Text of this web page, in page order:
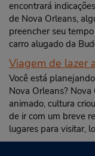
encontrará
de Nova Orleans,
preencher seu
carro alugado da
Viagem de lazer
Você está
Nova Orleans?
animado, cultura
de ir com um breve
lugares para visitar,